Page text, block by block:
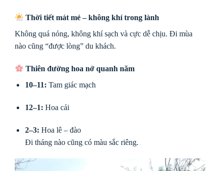
Thời tiết mát mẻ – không khí trong lành
Không quá nóng, không khí sạch và cực dễ chịu. Đi mùa
nào cũng “được lòng” du khách.
Thiên đường hoa nở quanh năm
10–11: Tam giác mạch
12–1: Hoa cải
2–3: Hoa lê – đào
Đi tháng nào cũng có màu sắc riêng.